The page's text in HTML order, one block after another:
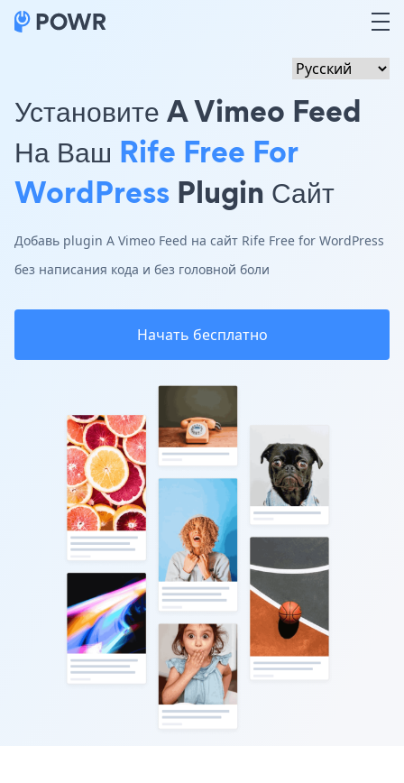
Установите A Vimeo Feed
На Ваш Rife Free For
WordPress Plugin Сайт
Добавь plugin A Vimeo Feed на сайт Rife Free for WordPress
без написания кода и без головной боли
Начать бесплатно